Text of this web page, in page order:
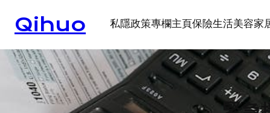
content
Qihuo 私隱政策專欄主頁保險生活美容家